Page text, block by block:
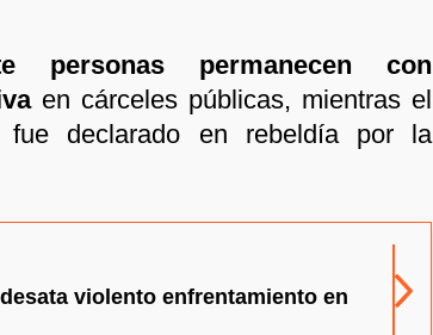
personas permanecen con
en cárceles públicas, mientras el
fue declarado en rebeldía por la
violento enfrentamiento en